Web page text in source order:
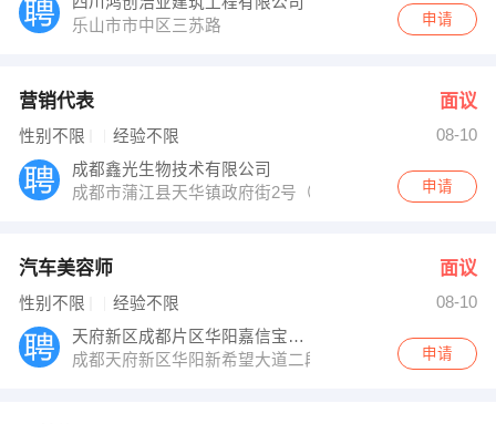
乐山市市中区三苏路
申请
营销代表 面议
性别不限 经验不限
08-10
成都鑫光生物技术有限公司
成都市蒲江县天华镇政府街2号（611631）
申请
汽车美容师 面议
性别不限 经验不限
08-10
天府新区成都片区华阳嘉信宝驰汽车维修服务
成都天府新区华阳新希望大道二段18号
申请